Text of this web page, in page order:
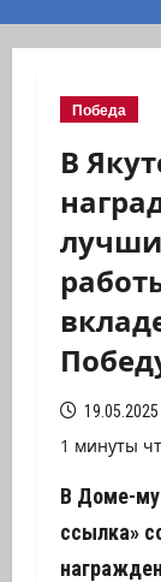
Победа
В
19.05.2025
1 минуты
В Доме-
ссылка»